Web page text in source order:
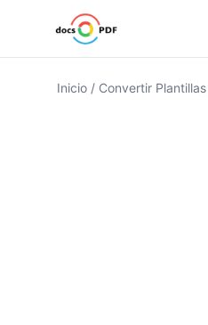
Inicio / Convertir